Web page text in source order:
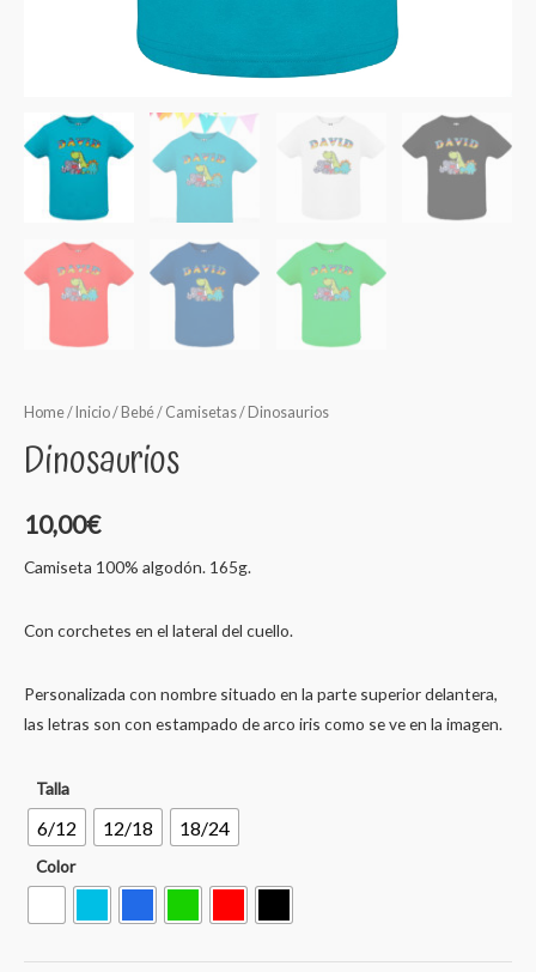
Home/ Inicio/ Bebé/ Camisetas/ Dinosaurios
Dinosaurios
10,00€
Camiseta 100% algodón. 165g.
Con corchetes en el lateral del cuello.
Personalizada con nombre situado en la parte superior delantera,
las letras son con estampado de arco iris como se ve en la imagen.
Talla
6/12 12/18 18/24
Color